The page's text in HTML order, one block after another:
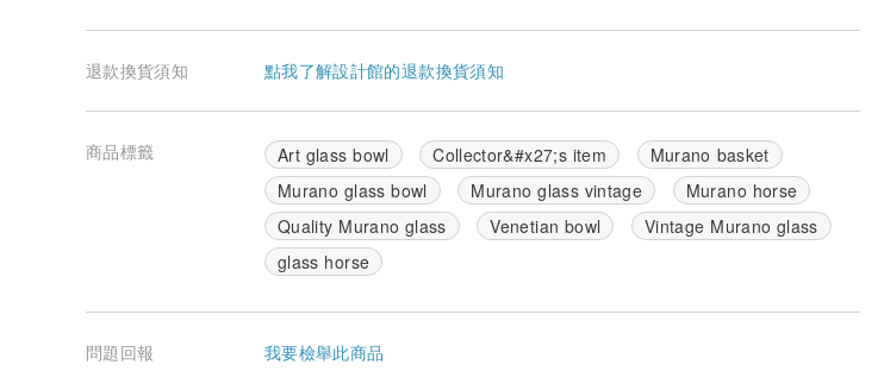
退款換貨須知 點我了解設計館的退款換貨須知
商品標籤 Art glass bowl Collector&#x27;s item
Murano basket
Murano glass bowl
Murano glass vintage
Murano horse
Quality Murano glass
Venetian bowl
Vintage Murano glass
glass horse
問題回報 我要檢舉此商品